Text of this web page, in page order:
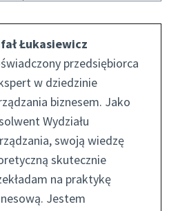
Łukasiewicz
przedsiębiorca
w dziedzinie
biznesem. Jako
Wydziału
swoją wiedzę
skutecznie
na praktykę
Jestem